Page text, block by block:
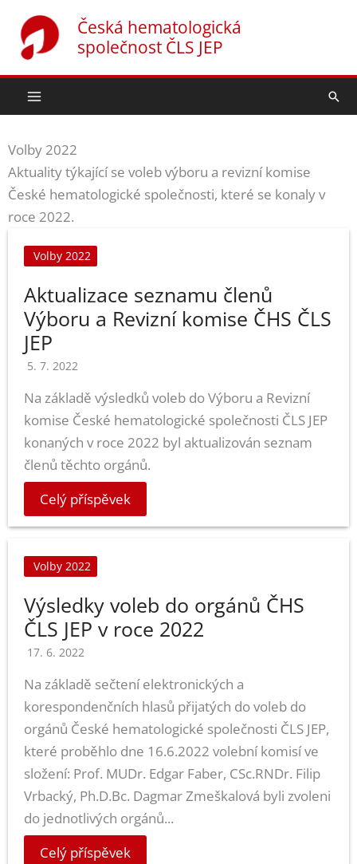
obsah
Česká hematologická
společnost ČLS JEP
Volby 2022
Aktuality týkající se voleb výboru a revizní komise
České hematologické společnosti, které se konaly v
roce 2022.
Volby 2022
Aktualizace seznamu členů
Výboru a Revizní komise ČHS ČLS
JEP
5. 7. 2022
Na základě výsledků voleb do Výboru a Revizní
komise České hematologické společnosti ČLS JEP
konaných v roce 2022 byl aktualizován seznam
členů těchto orgánů.
Celý příspěvek
Volby 2022
Výsledky voleb do orgánů ČHS
ČLS JEP v roce 2022
17. 6. 2022
Na základě sečtení elektronických a
korespondenčních hlasů přijatých do voleb do
orgánů České hematologické společnosti ČLS JEP,
které proběhlo dne 16.6.2022 volební komisí ve
složení: Prof. MUDr. Edgar Faber, CSc.RNDr. Filip
Vrbacký, Ph.D.Bc. Dagmar Zmeškalová byli zvoleni
do jednotlivých orgánů...
Celý příspěvek